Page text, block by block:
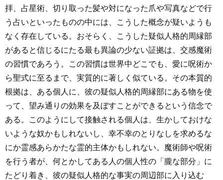
拝、占星術、切り取った髪や対になった爪や写真などで行
う占いといったものの中には、こうした概念が疑いようも
なく存在している。おそらく、こうした疑似人格的周縁部
があると信じるにたる最も異論の少ない証拠は、交感魔術
の習慣であろう。この習慣は世界中どこでも、愛に呪術か
ら聖式に至るまで、実質的に著しく似ている。その本質的
根拠は、ある個人に、彼の疑似人格的周縁部にある物を使
って、望み通りの効果を及ぼすことができるという信念で
ある。このようにして接触される個人は、生かしておけな
いような奴かもしれないし、幸不幸のとりなしを求めるな
にか霊感あらかたな霊的主体かもしれない。魔術師や呪術
を行う者が、何とかしてある人の個人性の「朧な部分」に
たどり着き、彼の疑似人格的な事実の周辺部に入り込む